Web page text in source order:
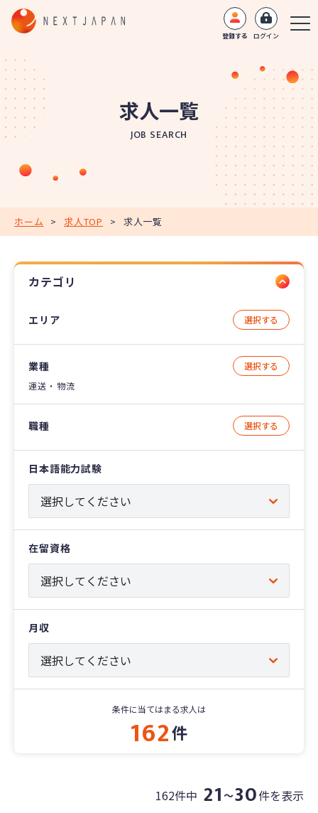
登録する ログイン
求人一覧
JOB SEARCH
ホーム > 求人TOP > 求人一覧
カテゴリ
エリア 選択する
業種
選択する
運送・物流
職種 選択する
日本語能力試験
在留資格
月収
条件に当てはまる求人は
162件
162件中 21 〜30件を表示